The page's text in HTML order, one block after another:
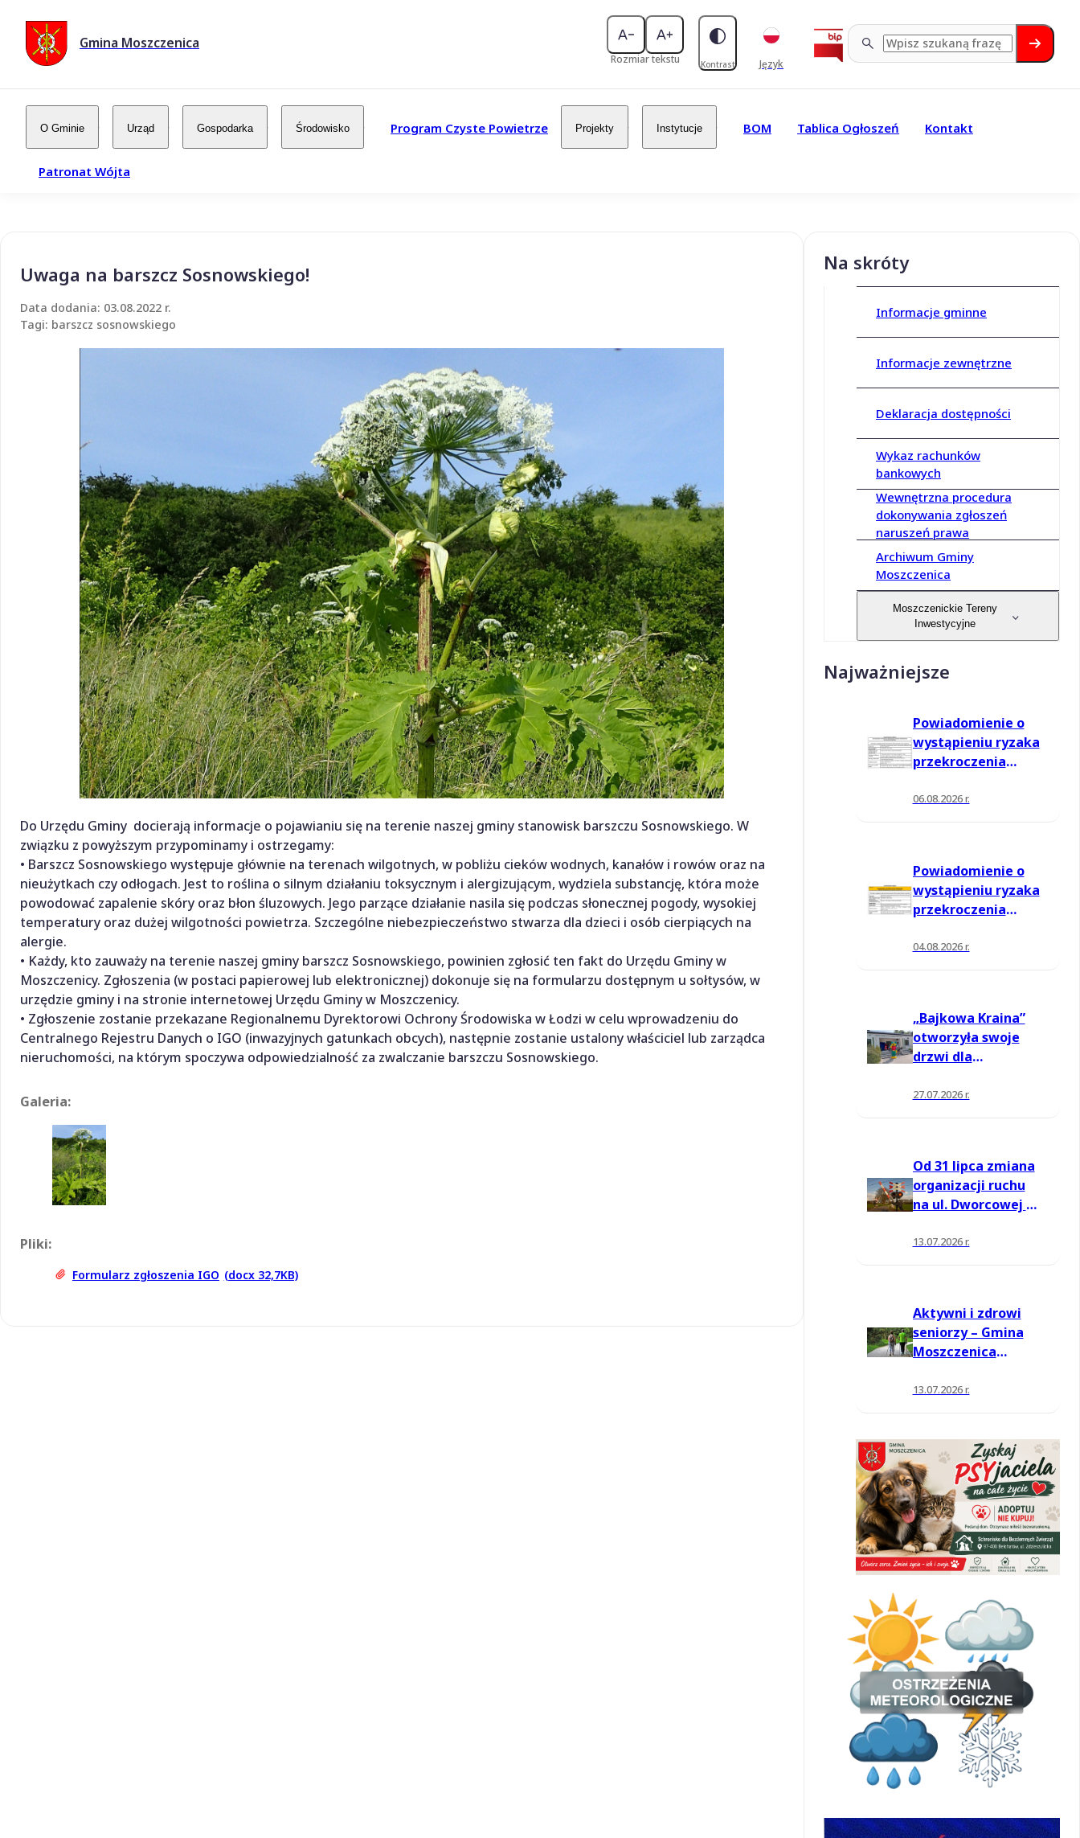
Gmina Moszczenica
Rozmiar tekstu Kontrast Język
O Gminie Urząd Gospodarka Środowisko Program Czyste Powietrze Projekty Instytucje BOM Tablica Ogłoszeń Kontakt
Patronat Wójta
Uwaga na barszcz Sosnowskiego!
Data dodania: 03.08.2022 r.
Tagi: barszcz sosnowskiego
Do Urzędu Gminy docierają informacje o pojawianiu się na terenie naszej gminy stanowisk barszczu Sosnowskiego. W
związku z powyższym przypominamy i ostrzegamy:
• Barszcz Sosnowskiego występuje głównie na terenach wilgotnych, w pobliżu cieków wodnych, kanałów i rowów oraz na
nieużytkach czy odłogach. Jest to roślina o silnym działaniu toksycznym i alergizującym, wydziela substancję, która może
powodować zapalenie skóry oraz błon śluzowych. Jego parzące działanie nasila się podczas słonecznej pogody, wysokiej
temperatury oraz dużej wilgotności powietrza. Szczególne niebezpieczeństwo stwarza dla dzieci i osób cierpiących na
alergie.
• Każdy, kto zauważy na terenie naszej gminy barszcz Sosnowskiego, powinien zgłosić ten fakt do Urzędu Gminy w
Moszczenicy. Zgłoszenia (w postaci papierowej lub elektronicznej) dokonuje się na formularzu dostępnym u sołtysów, w
urzędzie gminy i na stronie internetowej Urzędu Gminy w Moszczenicy.
• Zgłoszenie zostanie przekazane Regionalnemu Dyrektorowi Ochrony Środowiska w Łodzi w celu wprowadzeniu do
Centralnego Rejestru Danych o IGO (inwazyjnych gatunkach obcych), następnie zostanie ustalony właściciel lub zarządca
nieruchomości, na którym spoczywa odpowiedzialność za zwalczanie barszczu Sosnowskiego.
Galeria:
Pliki:
Formularz zgłoszenia IGO (docx 32,7KB)
Na skróty
Informacje gminne
Informacje zewnętrzne
Deklaracja dostępności
Wykaz rachunków
bankowych
Wewnętrzna procedura
dokonywania zgłoszeń
naruszeń prawa
Archiwum Gminy
Moszczenica
Moszczenickie Tereny
Inwestycyjne
Najważniejsze
Powiadomienie o
wystąpieniu ryzaka
przekroczenia
informowania dla
06.08.2026 r.
Powiadomienie o
wystąpieniu ryzaka
przekroczenia
informowania dla
04.08.2026 r.
„Bajkowa Kraina”
otworzyła swoje
drzwi dla
27.07.2026 r.
Od 31 lipca zmiana
organizacji ruchu
na ul. Dworcowej w
13.07.2026 r.
Aktywni i zdrowi
seniorzy – Gmina
Moszczenica
na nowe zajęcia
13.07.2026 r.